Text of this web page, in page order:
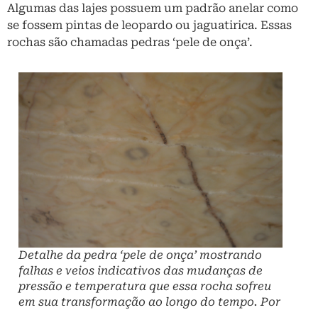
Algumas das lajes possuem um padrão anelar como
se fossem pintas de leopardo ou jaguatirica. Essas
rochas são chamadas pedras ‘pele de onça’.
Detalhe da pedra ‘pele de onça’ mostrando
falhas e veios indicativos das mudanças de
pressão e temperatura que essa rocha sofreu
em sua transformação ao longo do tempo. Por